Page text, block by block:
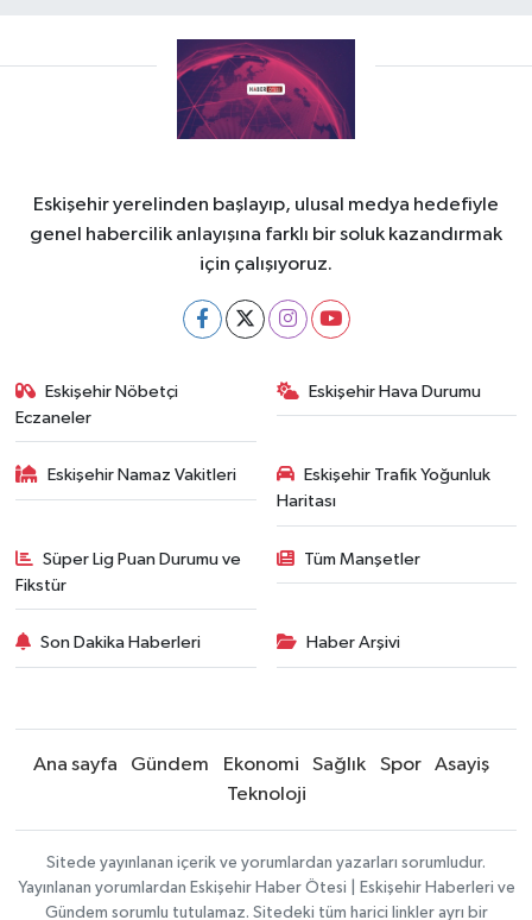
Eskişehir yerelinden başlayıp, ulusal medya hedefiyle
genel habercilik anlayışına farklı bir soluk kazandırmak
için çalışıyoruz.
Eskişehir Nöbetçi
Eczaneler
Eskişehir Hava Durumu
Eskişehir Namaz Vakitleri
Eskişehir Trafik Yoğunluk
Haritası
Süper Lig Puan Durumu ve
Fikstür
Tüm Manşetler
Son Dakika Haberleri Haber Arşivi
Ana sayfa Gündem Ekonomi Sağlık Spor
Asayiş
Teknoloji
Sitede yayınlanan içerik ve yorumlardan yazarları sorumludur.
Yayınlanan yorumlardan Eskişehir Haber Ötesi | Eskişehir Haberleri ve
Gündem sorumlu tutulamaz. Sitedeki tüm harici linkler ayrı bir